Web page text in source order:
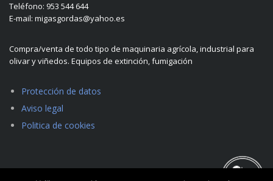
Teléfono: 953 544 644
E-mail: migasgordas@yahoo.es
Compra/venta de todo tipo de maquinaria agrícola, industrial para
olivar y viñedos. Equipos de extinción, fumigación
Protección de datos
Aviso legal
Politica de cookies